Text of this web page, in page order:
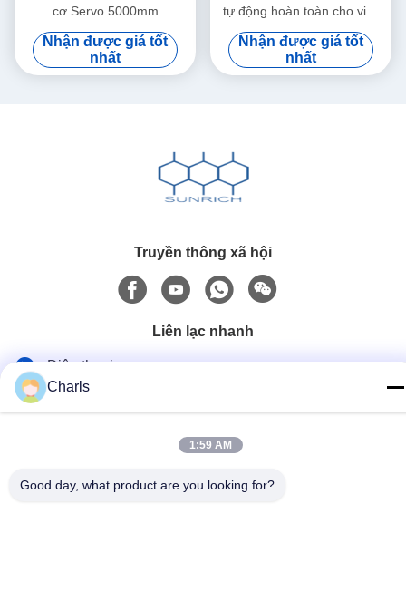
cơ Servo 5000mm
88x125mm
Nhận được giá tốt
nhất
tự động hoàn toàn cho việc
ổn định mái dốc và kiểm
soát xói mòn quy mô lớn
Nhận được giá tốt
nhất
Truyền thông xã hội
Liên lạc nhanh
Điện thoại
86--15961532055
Charls@gabionmachinery.com
Địa chỉ
Charls
1:59 AM
Good day, what product are you looking for?